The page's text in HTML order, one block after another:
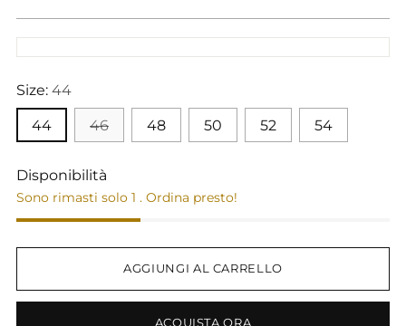
Size: 44
44
46 48 50 52 54
Disponibilità
Sono rimasti solo 1 . Ordina presto!
AGGIUNGI AL CARRELLO
ACQUISTA ORA